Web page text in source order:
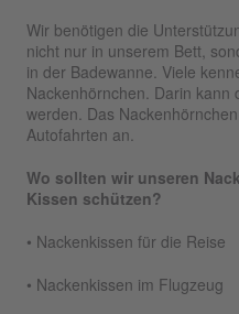
Wir benötigen die
nicht nur in unserem Bett,
in der Badewanne. Viele
Nackenhörnchen. Darin kann
werden. Das
Autofahrten an.
Wo sollten wir unseren
Kissen schützen?
• Nackenkissen für die Reise
• Nackenkissen im Flugzeug